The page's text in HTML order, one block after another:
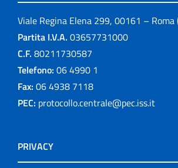
Viale Regina Elena 299, 00161 – Roma
Partita I.V.A. 03657731000
C.F. 80211730587
Telefono: 06 4990 1
Fax: 06 4938 7118
PEC: protocollo.centrale@pec.iss.it
PRIVACY